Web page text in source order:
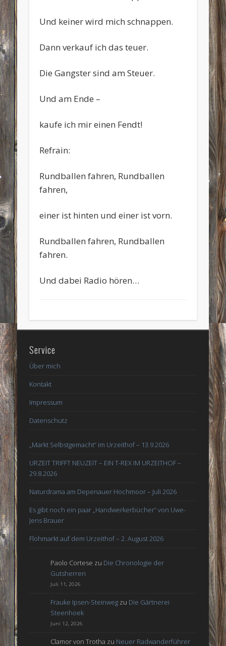
Und keiner wird mich schnappen.
Dann verkauf ich das teuer.
Die Gangster sind am Steuer.
Und am Ende –
kaufe ich mir einen Fendt!
Refrain:
Rundballen fahren, Rundballen
fahren,
einer ist hinten und einer ist vorn.
Rundballen fahren, Rundballen
fahren.
Und dabei Radio hören…
Service
Über mich
Kontakt
Impressum
Datenschutz
„Markt Selbstgemacht“ im Urzeithof – 13.9.2026
URZEIT TRIFFT NEUZEIT – EIN T-REX IM URZEITHOF –
29.8.2026
Naturdrama am Depenauer Hochmoor – Juli 2026
Es gibt noch ein paar „Handwerkerbücher“ von Uwe-
Jens Brauer
Flohmarkt auf dem Urzeithof – 2. August 2026
Paolo Cortese zu Die Chronologie der
Gutsherren
Juli 11, 2026
Frauke Ipsen-Steinweg zu Die Gärtnerei
Steenhoek
Juni 12, 2026
Clamor von Trotha zu Neuer Radwanderführer